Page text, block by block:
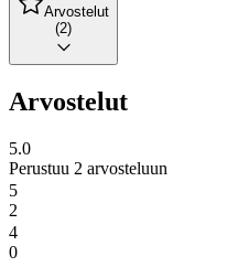
Arvostelut
(2)
Arvostelut
5.0
Perustuu 2 arvosteluun
5
2
4
0